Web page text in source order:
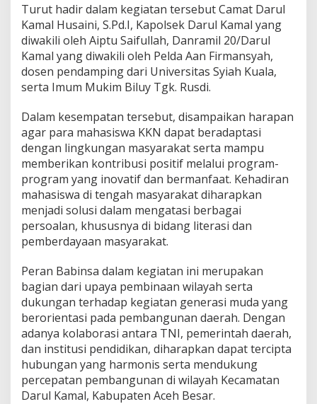
k
u
a
t
S
i
n
r
g
i
E
d
u
k
s
i
d
n
e
n
g
a
b
d
a
n
Turut hadir dalam kegiatan tersebut Camat Darul
Kamal Husaini, S.Pd.I, Kapolsek Darul Kamal yang
diwakili oleh Aiptu Saifullah, Danramil 20/Darul
Kamal yang diwakili oleh Pelda Aan Firmansyah,
dosen pendamping dari Universitas Syiah Kuala,
serta Imum Mukim Biluy Tgk. Rusdi.
Dalam kesempatan tersebut, disampaikan harapan
agar para mahasiswa KKN dapat beradaptasi
dengan lingkungan masyarakat serta mampu
memberikan kontribusi positif melalui program-
program yang inovatif dan bermanfaat. Kehadiran
mahasiswa di tengah masyarakat diharapkan
menjadi solusi dalam mengatasi berbagai
persoalan, khususnya di bidang literasi dan
pemberdayaan masyarakat.
Peran Babinsa dalam kegiatan ini merupakan
bagian dari upaya pembinaan wilayah serta
dukungan terhadap kegiatan generasi muda yang
berorientasi pada pembangunan daerah. Dengan
adanya kolaborasi antara TNI, pemerintah daerah,
dan institusi pendidikan, diharapkan dapat tercipta
hubungan yang harmonis serta mendukung
percepatan pembangunan di wilayah Kecamatan
Darul Kamal, Kabupaten Aceh Besar.